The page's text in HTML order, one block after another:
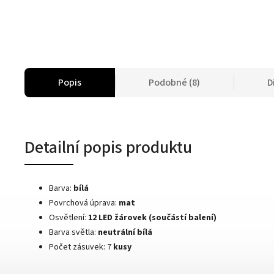
Popis Podobné (8)
Detailní popis produktu
Barva: bílá
Povrchová úprava: mat
Osvětlení: 12 LED žárovek (součástí balení)
Barva světla: neutrální bílá
Počet zásuvek: 7 kusy